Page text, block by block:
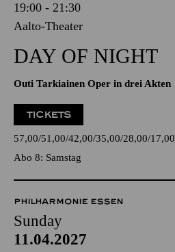
19:00 - 21:30
Aalto-Theater
DAY OF NIGHT
Outi Tarkiainen Oper in drei Akten
TICKETS
57,00 51,00 42,00 35,00 28,00 17,00
Abo 8: Samstag
PHILHARMONIE ESSEN
Sunday
11.04.2027